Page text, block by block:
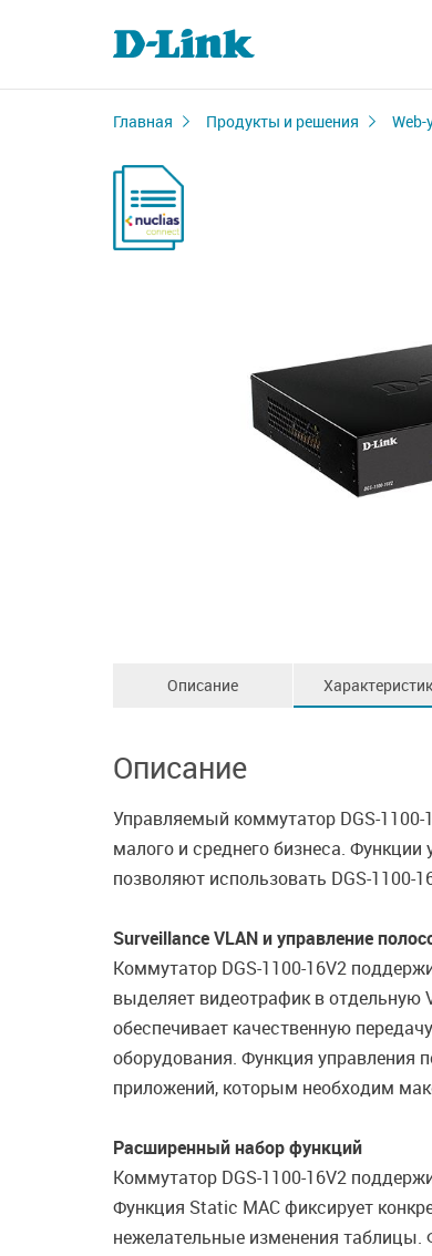
Главная Продукты и решения
Описание
Описание
Управляемый коммутатор DGS-
малого и среднего бизнеса. Функции
позволяют использовать DGS-1100-
Surveillance VLAN и управление
Коммутатор DGS-1100-16V2
выделяет видеотрафик в отдельную
обеспечивает качественную
оборудования. Функция управления
приложений, которым необходим
Расширенный набор функций
Коммутатор DGS-1100-16V2
Функция Static MAC фиксирует
нежелательные изменения таблицы.